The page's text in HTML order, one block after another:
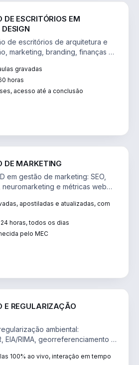
DE ESCRITÓRIOS EM
de escritórios de arquitetura e
marketing, branding, finanças e
gravadas
horas
acesso até a conclusão
DE MARKETING
em gestão de marketing: SEO,
e métricas web
apostiladas e atualizadas, com
horas, todos os dias
pelo MEC
E REGULARIZAÇÃO
ambiental:
EIA/RIMA, georreferenciamento e
100% ao vivo, interação em tempo